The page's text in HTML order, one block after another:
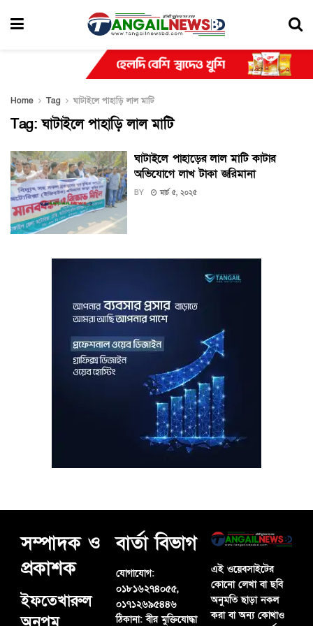
Home Tag ঘাটাইলে পাহাড়ি লাল মাটি
Tag:ঘাটাইলে পাহাড়ি লাল মাটি
ঘাটাইলে পাহাড়ের লাল মাটি কাটার
অভিযোগে লাখ টাকা জরিমানা
BY মার্চ ৫, ২০২৫
সম্পাদক ও
প্রকাশক
ইফতেখারুল
বার্তা বিভাগ
যোগাযোগ:
০১৮১৬২৭৪০৫৫,
০১৭১২৬৯৫৪৪৬
ঠিকানা:বীর মুক্তিযোদ্ধা
এই ওয়েবসাইটের
কোনো লেখা বা ছবি
অনুমতি ছাড়া নকল
করা বা অন্য কোথাও